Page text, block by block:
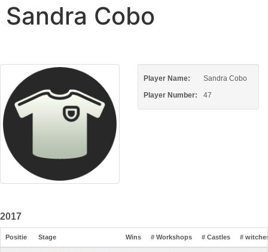
Sandra Cobo
Player Name:
Sandra Cobo
Player Number:
47
2017
Positie Stage Wins # Workshops # Castles #